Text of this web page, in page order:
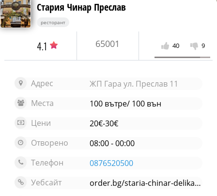
Стария Чинар Преслав
ресторант
4.1 65001 40 9
Адрес
ЖП Гара ул. Преслав 11
Места
100 вътре/ 100 вън
Цени
20€-30€
Отворено
08:00 - 00:00
Телефон
0876520500
Уебсайт
order.bg/staria-chinar-delikatesen/menu